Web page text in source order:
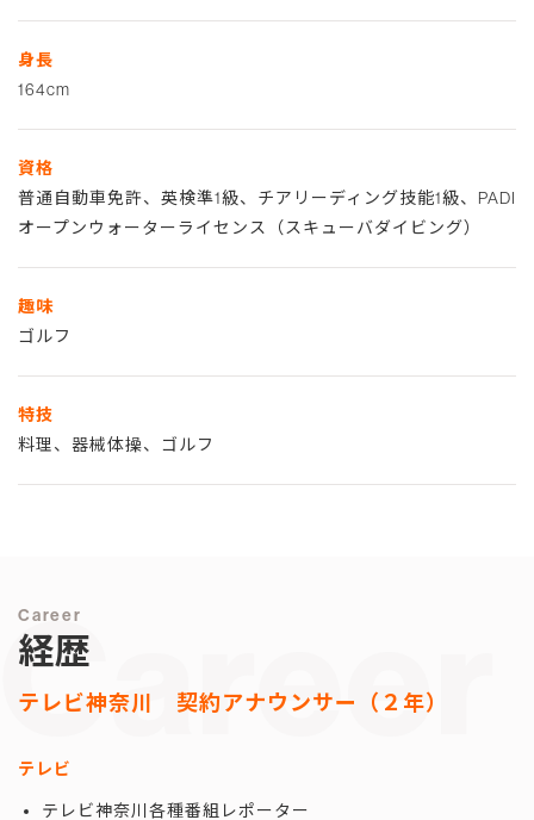
身長
164cm
資格
普通自動車免許、英検準1級、チアリーディング技能1級、PADI
オープンウォーターライセンス（スキューバダイビング）
趣味
ゴルフ
特技
料理、器械体操、ゴルフ
Career
経歴
テレビ神奈川 契約アナウンサー（２年）
テレビ
テレビ神奈川各種番組レポーター
Career